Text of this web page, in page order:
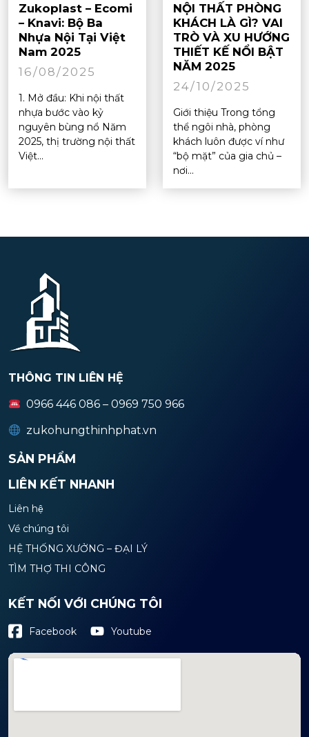
Zukoplast – Ecomi
– Knavi: Bộ Ba
Nhựa Nội Tại Việt
Nam 2025
16/08/2025
1. Mở đầu: Khi nội thất
nhựa bước vào kỷ
nguyên bùng nổ Năm
2025, thị trường nội thất
Việt...
NỘI THẤT PHÒNG
KHÁCH LÀ GÌ? VAI
TRÒ VÀ XU HƯỚNG
THIẾT KẾ NỔI BẬT
NĂM 2025
24/10/2025
Giới thiệu Trong tổng
thể ngôi nhà, phòng
khách luôn được ví như
“bộ mặt” của gia chủ –
nơi...
THÔNG TIN LIÊN HỆ
0966 446 086 – 0969 750 966
zukohungthinhphat.vn
SẢN PHẨM
LIÊN KẾT NHANH
Liên hệ
Về chúng tôi
HỆ THỐNG XƯỞNG – ĐẠI LÝ
TÌM THỢ THI CÔNG
KẾT NỐI VỚI CHÚNG TÔI
Facebook Youtube